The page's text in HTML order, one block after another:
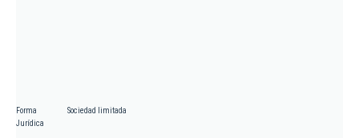
Forma
Jurídica
Sociedad limitada